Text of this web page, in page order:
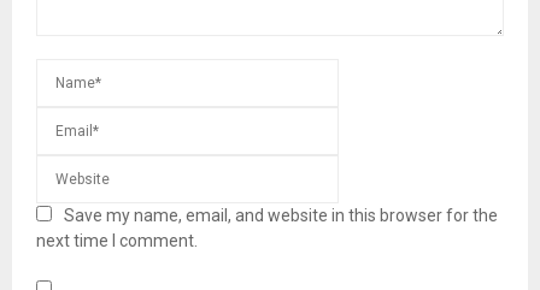
Save my name, email, and website in this browser for the
next time I comment.